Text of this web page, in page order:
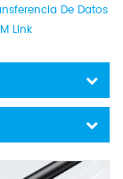
De Datos
Link